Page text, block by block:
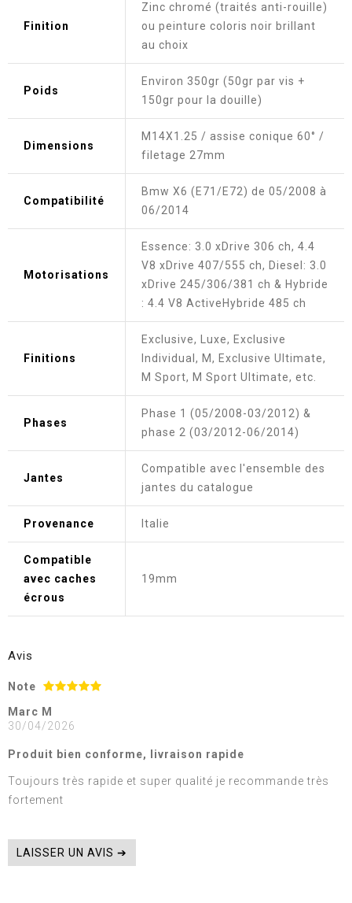
Finition
Zinc chromé (traités anti-rouille)
ou peinture coloris noir brillant
au choix
Poids
Environ 350gr (50gr par vis +
150gr pour la douille)
Dimensions
M14X1.25 / assise conique 60° /
filetage 27mm
Compatibilité
Bmw X6 (E71/E72) de 05/2008 à
06/2014
Motorisations
Essence: 3.0 xDrive 306 ch, 4.4
V8 xDrive 407/555 ch, Diesel: 3.0
xDrive 245/306/381 ch & Hybride
: 4.4 V8 ActiveHybride 485 ch
Finitions
Exclusive, Luxe, Exclusive
Individual, M, Exclusive Ultimate,
M Sport, M Sport Ultimate, etc.
Phases
Phase 1 (05/2008-03/2012) &
phase 2 (03/2012-06/2014)
Jantes
Compatible avec l'ensemble des
jantes du catalogue
Provenance Italie
Compatible
avec caches
écrous
19mm
Avis
Note
Marc M
30/04/2026
Produit bien conforme, livraison rapide
Toujours très rapide et super qualité je recommande très
fortement
LAISSER UN AVIS ➔